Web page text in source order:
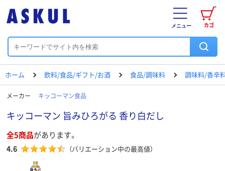
カゴ
メニュー
ホーム 飲料/食品/ギフト/お酒 食品/調味料 調味料/香辛
メーカー キッコーマン食品
キッコーマン 旨みひろがる 香り白だし
全5商品があります。
4.6 （バリエーション中の最高値）